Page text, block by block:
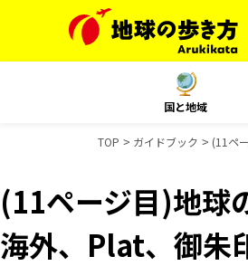
国と地域
TOP ガイドブック (11ペ
(11ページ目)地球
海外、Plat、御朱